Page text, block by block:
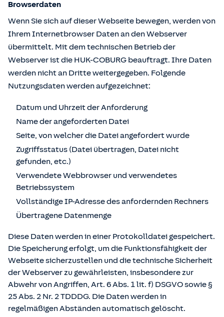
Browserdaten
Wenn Sie sich auf dieser Webseite bewegen, werden von
Ihrem Internetbrowser Daten an den Webserver
übermittelt. Mit dem technischen Betrieb der
Webserver ist die HUK-COBURG beauftragt. Ihre Daten
werden nicht an Dritte weitergegeben. Folgende
Nutzungsdaten werden aufgezeichnet:
Datum und Uhrzeit der Anforderung
Name der angeforderten Datei
Seite, von welcher die Datei angefordert wurde
Zugriffsstatus (Datei übertragen, Datei nicht
gefunden, etc.)
Verwendete Webbrowser und verwendetes
Betriebssystem
Vollständige IP-Adresse des anfordernden Rechners
Übertragene Datenmenge
Diese Daten werden in einer Protokolldatei gespeichert.
Die Speicherung erfolgt, um die Funktionsfähigkeit der
Webseite sicherzustellen und die technische Sicherheit
der Webserver zu gewährleisten, insbesondere zur
Abwehr von Angriffen, Art. 6 Abs. 1 lit. f) DSGVO sowie §
25 Abs. 2 Nr. 2 TDDDG. Die Daten werden in
regelmäßigen Abständen automatisch gelöscht.